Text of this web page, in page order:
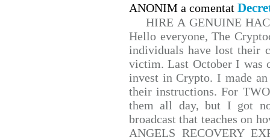
ANONIM a comentat
HIRE A GENUINE
Hello everyone, The
individuals have lost their
victim. Last October I was
invest in Crypto. I made
their instructions. For
them all day, but I got
broadcast that teaches on
ANGELS RECOVERY